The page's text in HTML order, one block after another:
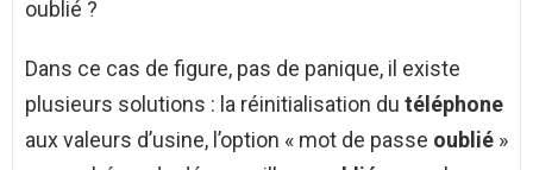
oublié ?
Dans ce cas de figure, pas de panique, il existe
plusieurs solutions : la réinitialisation du téléphone
aux valeurs d’usine, l’option « mot de passe oublié »